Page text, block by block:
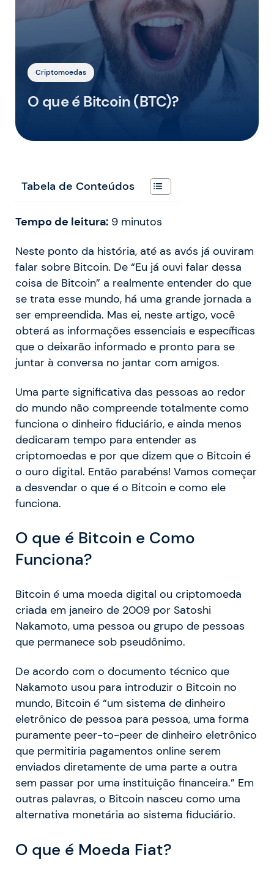
Criptomoedas
O que é Bitcoin (BTC)?
Tabela de Conteúdos
Tempo de leitura: 9 minutos
Neste ponto da história, até as avós já ouviram
falar sobre Bitcoin. De “Eu já ouvi falar dessa
coisa de Bitcoin” a realmente entender do que
se trata esse mundo, há uma grande jornada a
ser empreendida. Mas ei, neste artigo, você
obterá as informações essenciais e específicas
que o deixarão informado e pronto para se
juntar à conversa no jantar com amigos.
Uma parte significativa das pessoas ao redor
do mundo não compreende totalmente como
funciona o dinheiro fiduciário, e ainda menos
dedicaram tempo para entender as
criptomoedas e por que dizem que o Bitcoin é
o ouro digital. Então parabéns! Vamos começar
a desvendar o que é o Bitcoin e como ele
funciona.
O que é Bitcoin e Como
Funciona?
Bitcoin é uma moeda digital ou criptomoeda
criada em janeiro de 2009 por Satoshi
Nakamoto, uma pessoa ou grupo de pessoas
que permanece sob pseudônimo.
De acordo com o documento técnico que
Nakamoto usou para introduzir o Bitcoin no
mundo, Bitcoin é “um sistema de dinheiro
eletrônico de pessoa para pessoa, uma forma
puramente peer-to-peer de dinheiro eletrônico
que permitiria pagamentos online serem
enviados diretamente de uma parte a outra
sem passar por uma instituição financeira.” Em
outras palavras, o Bitcoin nasceu como uma
alternativa monetária ao sistema fiduciário.
O que é Moeda Fiat?